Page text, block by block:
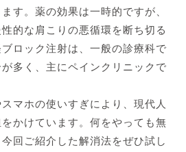
す。薬の効果は一時的ですが、
的な肩こりの悪循環を断ち切る
ロック注射は、一般の診療科で
多く、主にペインクリニックで
マホの使いすぎにより、現代人
かけています。何をやっても無
回ご紹介した解消法をぜひ試し